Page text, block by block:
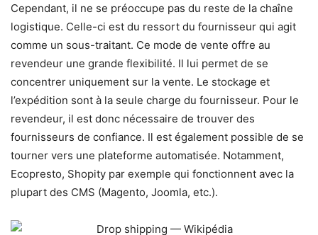
Cependant, il ne se préoccupe pas du reste de la chaîne
logistique. Celle-ci est du ressort du fournisseur qui agit
comme un sous-traitant. Ce mode de vente offre au
revendeur une grande flexibilité. Il lui permet de se
concentrer uniquement sur la vente. Le stockage et
l’expédition sont à la seule charge du fournisseur. Pour le
revendeur, il est donc nécessaire de trouver des
fournisseurs de confiance. Il est également possible de se
tourner vers une plateforme automatisée. Notamment,
Ecopresto, Shopity par exemple qui fonctionnent avec la
plupart des CMS (Magento, Joomla, etc.).